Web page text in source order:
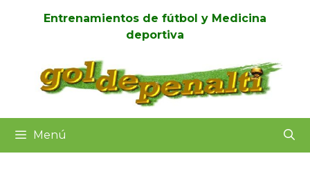
Entrenamientos de fútbol y Medicina
deportiva
Menú